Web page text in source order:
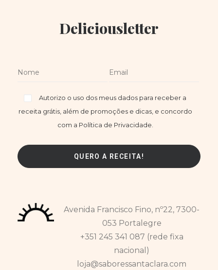
Deliciousletter
Autorizo o uso dos meus dados para receber a
receita grátis, além de promoções e dicas, e concordo
com a Política de Privacidade.
Avenida Francisco Fino, nº22, 7300-
053 Portalegre
+351 245 341 087 (rede fixa
nacional)
loja@saboressantaclara.com